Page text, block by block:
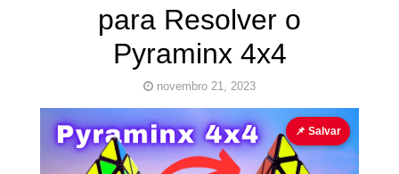
para Resolver o
Pyraminx 4x4
novembro 21, 2023
Cubo Mágico Pyraminx Tutorial 📌 Salvar